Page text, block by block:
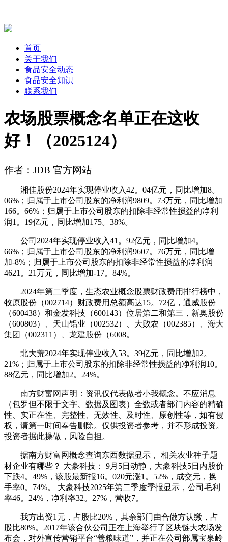
首页
关于我们
食品安全动态
食品安全知识
联系我们
农场股票概念名单正在这收
好！（2025124）
作者：JDB 官方网站
湘佳股份2024年实现停业收入42。04亿元，同比增加8。
06%；归属于上市公司股东的净利润9809。73万元，同比增加
166。66%；归属于上市公司股东的扣除非经常性损益的净利
润1。19亿元，同比增加175。38%。
公司2024年实现停业收入41。92亿元，同比增加4。
66%；归属于上市公司股东的净利润9607。76万元，同比增
加-8%；归属于上市公司股东的扣除非经常性损益的净利润
4621。21万元，同比增加-17。84%。
2024年第二季度，生态农业概念股票财政费用排行榜中，
牧原股份（002714）财政费用总额高达15。72亿，通威股份
（600438）和金发科技（600143）位居第二和第三，新奥股份
（600803）、天山铝业（002532）、大败农（002385）、海大
集团（002311）、龙建股份（6008。
北大荒2024年实现停业收入53。39亿元，同比增加2。
21%；归属于上市公司股东的扣除非经常性损益的净利润10。
88亿元，同比增加2。24%。
南方财富网声明：资讯仅代表做者小我概念。不应消息
（包罗但不限于文字、数据及图表）全数或者部门内容的精确
性、实正在性、完整性、无效性、及时性、原创性等，如有侵
权，请第一时间奉告删除。仅供投资者参考，并不形成投资。
投资者据此操做，风险自担。
据南方财富网概念查询东西数据显示， 相关农业种子题
材企业有哪些？ 大豪科技： 9月5日动静，大豪科技5日内股价
下跌4。49%，该股最新报16。020元涨1。52%，成交元，换
手率0。74%。 大豪科技2025年第二季度季报显示，公司毛利
率46。24%，净利率32。27%，营收7。
我方出资1元，占股比20%，其余部门由合做方认缴，占
股比80%。2017年该合伙公司正在上海举行了区块链大农场发
布会，对外宣传营销平台“善粮味道”，并正在公司部属宝泉岭